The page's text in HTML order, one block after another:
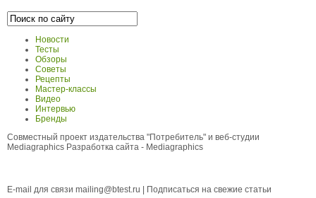
Новости
Тесты
Обзоры
Советы
Рецепты
Мастер-классы
Видео
Интервью
Бренды
Совместный проект издательства "Потребитель" и веб-студии
Mediagraphics Разработка сайта - Mediagraphics
E-mail для связи mailing@btest.ru
Подписаться на свежие статьи